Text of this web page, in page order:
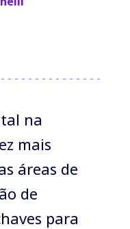
na
mais
áreas de
de
para